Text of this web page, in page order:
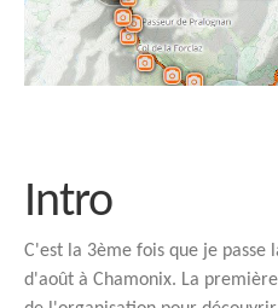
Intro
C'est la 3ème fois que je passe
d'août à Chamonix. La